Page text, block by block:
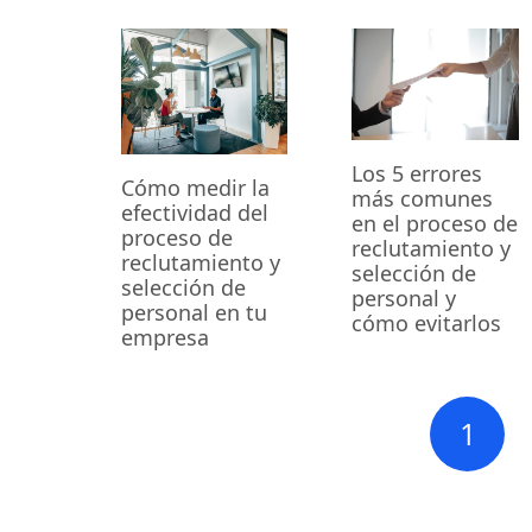
Cómo medir la
efectividad del
proceso de
reclutamiento y
selección de
personal en tu
empresa
Los 5 errores
más comunes
en el proceso de
reclutamiento y
selección de
personal y
cómo evitarlos
1